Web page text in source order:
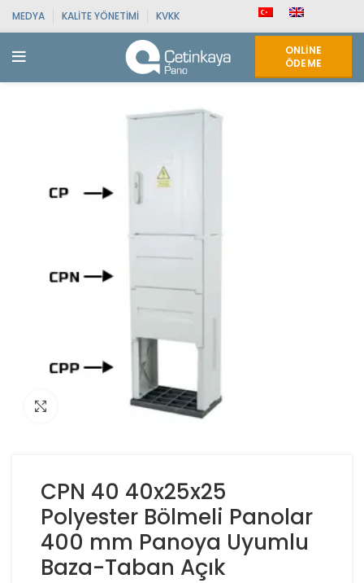
MEDYA KALITE YÖNETIMI KVKK
ONLINE
ÖDEME
Click to enlarge
CPN 40 40x25x25
Polyester Bölmeli Panolar
400 mm Panoya Uyumlu
Baza-Taban Açık